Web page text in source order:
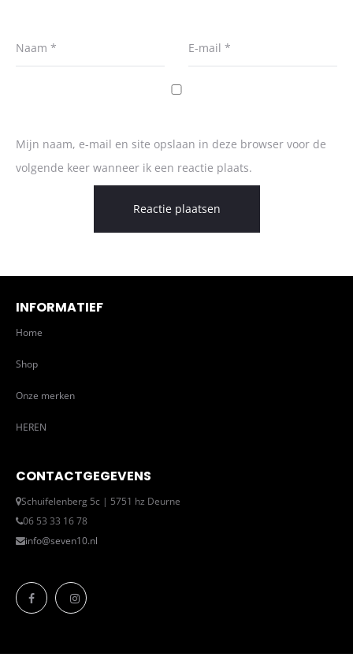
Naam * E-mail *
Mijn naam, e-mail en site opslaan in deze browser voor de
volgende keer wanneer ik een reactie plaats.
INFORMATIEF
Home
Shop
Onze merken
HEREN
CONTACTGEGEVENS
Schuifelenberg 5c | 5751 hz Deurne
06 53 33 16 78
info@seven10.nl